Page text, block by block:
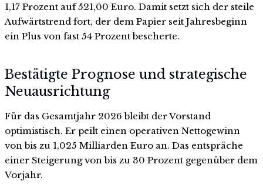
1,17 Prozent auf 521,00 Euro. Damit setzt sich der steile
Aufwärtstrend fort, der dem Papier seit Jahresbeginn
ein Plus von fast 54 Prozent bescherte.
Bestätigte Prognose und strategische
Neuausrichtung
Für das Gesamtjahr 2026 bleibt der Vorstand
optimistisch. Er peilt einen operativen Nettogewinn
von bis zu 1,025 Milliarden Euro an. Das entspräche
einer Steigerung von bis zu 30 Prozent gegenüber dem
Vorjahr.